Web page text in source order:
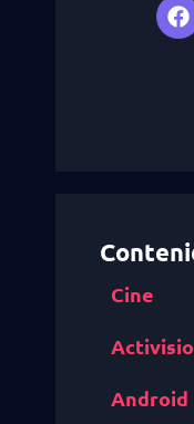
Cine
Android